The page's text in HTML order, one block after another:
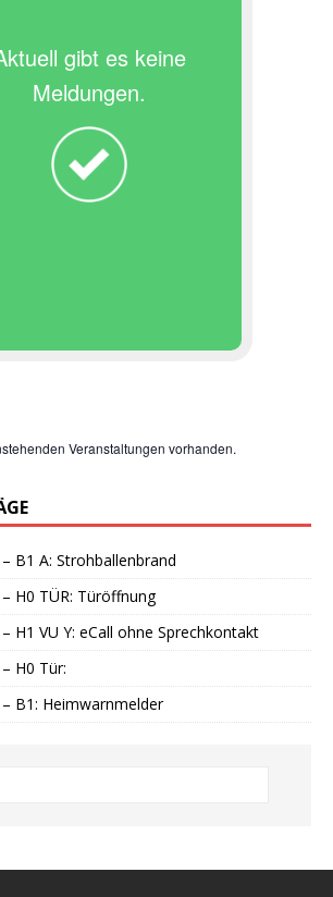
gibt es keine
Meldungen.
Veranstaltungen vorhanden.
B1 A: Strohballenbrand
H0 TÜR: Türöffnung
H1 VU Y: eCall ohne Sprechkontakt
H0 Tür:
B1: Heimwarnmelder